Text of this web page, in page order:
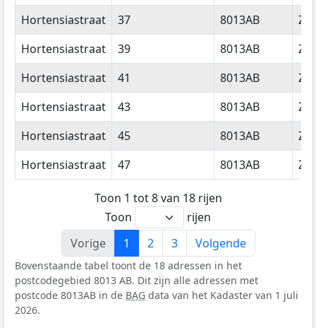
Hortensiastraat
37 8013AB
Hortensiastraat
39 8013AB
Hortensiastraat
41 8013AB
Hortensiastraat
43 8013AB
Hortensiastraat
45 8013AB
Hortensiastraat
47 8013AB
Toon 1 tot 8 van 18 rijen
Toon
rijen
Vorige
1 2 3 Volgende
Bovenstaande tabel toont de 18 adressen in het
postcodegebied 8013 AB. Dit zijn alle adressen met
postcode 8013AB in de BAG data van het Kadaster van 1 juli
2026.